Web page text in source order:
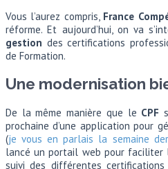
Vous l’aurez compris, France
réforme. Et aujourd’hui, on va
gestion des certifications
de Formation.
Une modernisation
De la même manière que le CPF
prochaine d’une application pour
(je vous en parlais la semaine
lancé un portail web pour faciliter
suivi des différentes certifications